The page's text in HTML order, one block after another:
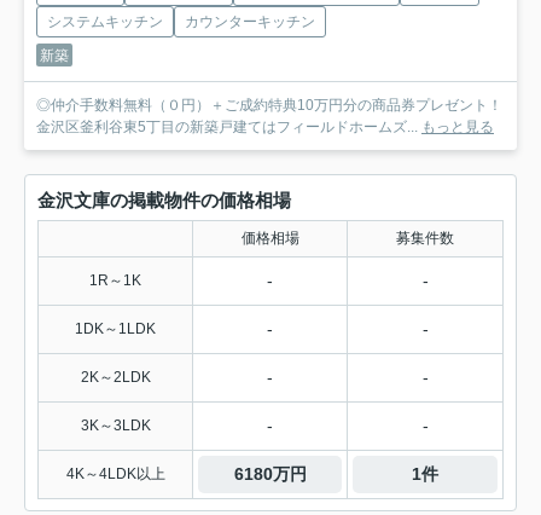
システムキッチン
カウンターキッチン
新築
◎仲介手数料無料（０円）＋ご成約特典10万円分の商品券プレゼント！
金沢区釜利谷東5丁目の新築戸建てはフィールドホームズ...
もっと見る
金沢文庫の掲載物件の価格相場
価格相場 募集件数
1R～1K - -
1DK～1LDK - -
2K～2LDK - -
3K～3LDK - -
4K～4LDK以上 6180万円 1件